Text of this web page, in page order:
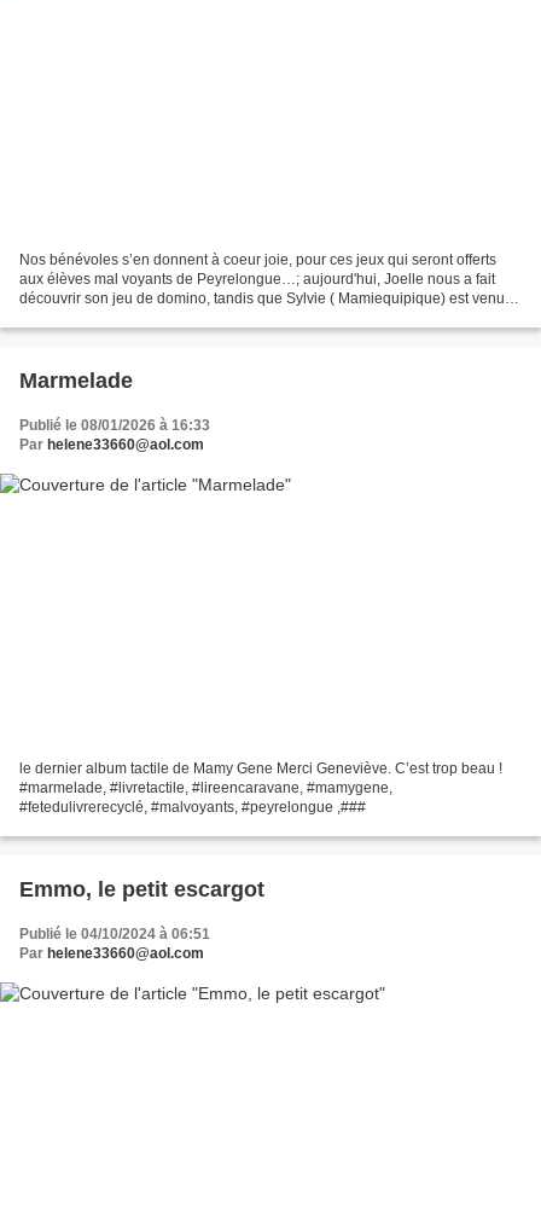
Nos bénévoles s’en donnent à coeur joie, pour ces jeux qui seront offerts
aux élèves mal voyants de Peyrelongue…; aujourd'hui, Joelle nous a fait
découvrir son jeu de domino, tandis que Sylvie ( Mamiequipique) est venue
Marmelade
Publié le 08/01/2026 à 16:33
Par helene33660@aol.com
le dernier album tactile de Mamy Gene Merci Geneviève. C’est trop beau !
#marmelade, #livretactile, #lireencaravane, #mamygene,
#fetedulivrerecyclé, #malvoyants, #peyrelongue ,###
Emmo, le petit escargot
Publié le 04/10/2024 à 06:51
Par helene33660@aol.com